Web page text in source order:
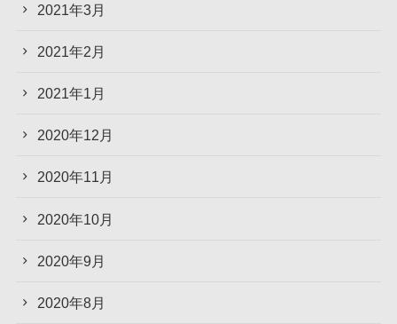
2021年3月
2021年2月
2021年1月
2020年12月
2020年11月
2020年10月
2020年9月
2020年8月